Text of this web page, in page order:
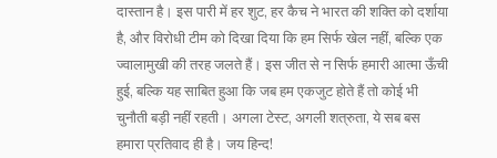
दास्तान है। इस पारी में हर शुट, हर कैच ने भारत की शक्ति को दर्शाया
है, और विरोधी टीम को दिखा दिया कि हम सिर्फ खेल नहीं, बल्कि एक
ज्वालामुखी की तरह जलते हैं। इस जीत से न सिर्फ हमारी आत्मा ऊँची
हुई, बल्कि यह साबित हुआ कि जब हम एकजुट होते हैं तो कोई भी
चुनौती बड़ी नहीं रहती। अगला टेस्ट, अगली शत्रुता, ये सब बस
हमारा प्रतिवाद ही है। जय हिन्द!